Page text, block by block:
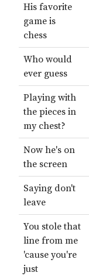
His favorite
game is
chess
Who would
ever guess
Playing with
the pieces in
my chest?
Now he's on
the screen
Saying don't
leave
You stole that
line from me
'cause you're
just